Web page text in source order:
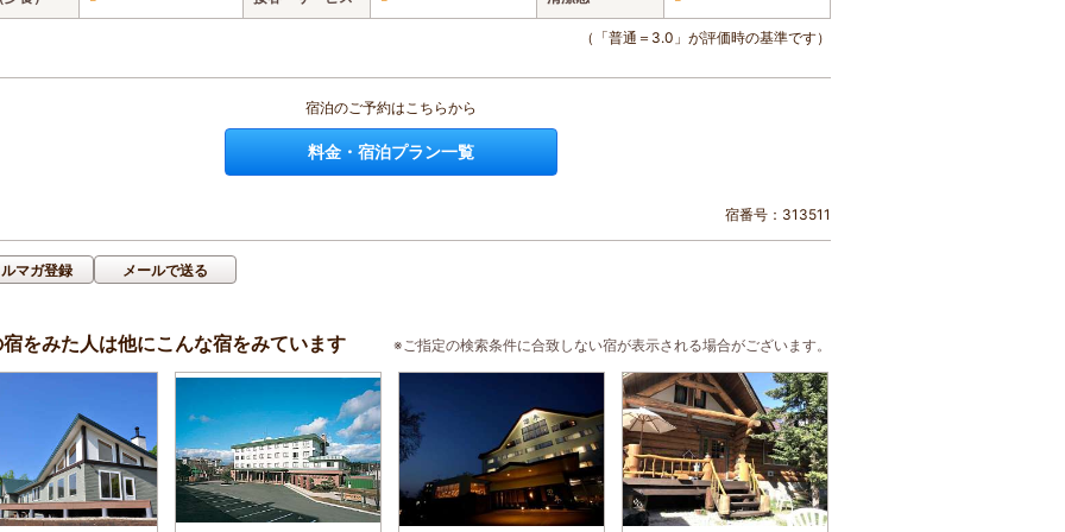
（「普通＝3.0」が評価時の基準です）
宿泊のご予約はこちらから
料金・宿泊プラン一覧
宿番号：313511
マガ登録 メールで送る
をみた人は他にこんな宿をみています ※ご指定の検索条件に合致しない宿が表示される場合がございます。